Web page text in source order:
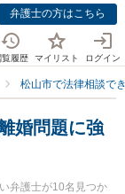
弁護士の方はこちら
覧履歴 マイリスト ログイン
松山市で法律相談で
婚問題に強
弁護士が10名見つか